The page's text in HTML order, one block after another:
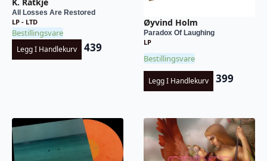
K. Ratkje
All Losses Are Restored
LP - LTD
Bestillingsvare
Legg I Handlekurv 439
Øyvind Holm
Paradox Of Laughing
LP
Bestillingsvare
Legg I Handlekurv 399